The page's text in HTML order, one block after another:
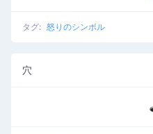
タグ: 怒りのシンボル
穴